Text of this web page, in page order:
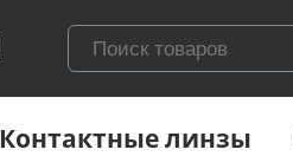
Контактные линзы